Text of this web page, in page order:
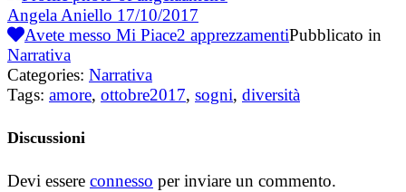
Angela Aniello 17/10/2017
Avete messo Mi Piace2 apprezzamentiPubblicato in
Narrativa
Categories: Narrativa
Tags: amore, ottobre2017, sogni, diversità
Discussioni
Devi essere connesso per inviare un commento.